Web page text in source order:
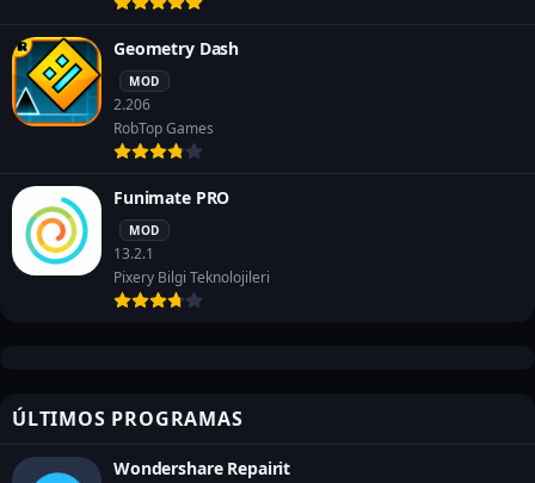
Geometry Dash
MOD
2.206
RobTop Games
Funimate PRO
MOD
13.2.1
Pixery Bilgi Teknolojileri
ÚLTIMOS PROGRAMAS
Wondershare Repairit